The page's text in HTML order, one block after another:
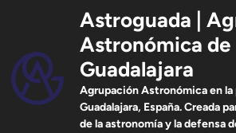
Astroguada |
Astronómica de
Guadalajara
Agrupación Astronómica en
Guadalajara, España. Creada
de la astronomía y la defensa